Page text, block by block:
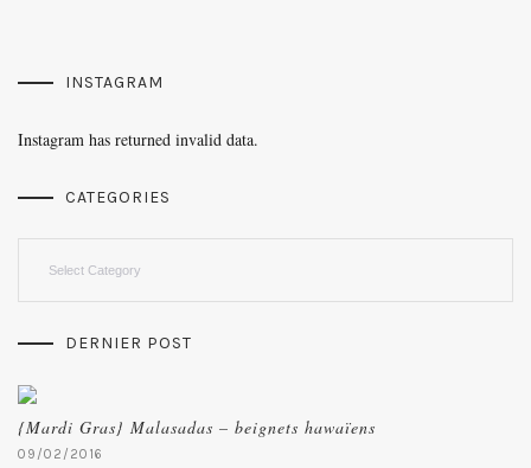
INSTAGRAM
Instagram has returned invalid data.
CATEGORIES
DERNIER POST
{Mardi Gras} Malasadas – beignets hawaïens
09/02/2016